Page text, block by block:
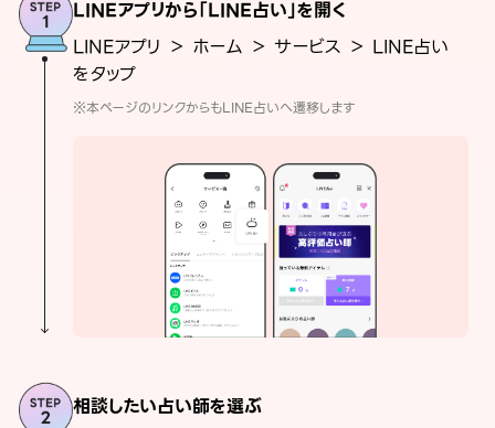
LINEアプリから「LINE占い」を開く
LINEアプリ ＞ ホーム ＞ サービス ＞ LINE占い
をタップ
※本ページのリンクからもLINE占いへ遷移します
相談したい占い師を選ぶ